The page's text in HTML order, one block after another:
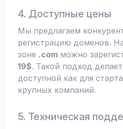
4. Доступные цены
Мы предлагаем
регистрацию доменов.
зоне .com можно
19$. Такой подход
доступной как для
крупных компаний.
5. Техническая